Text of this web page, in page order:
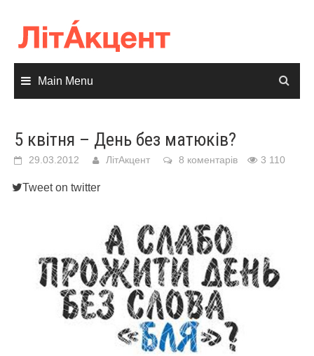
content
Main Menu
5 квітня – День без матюків?
29.03.2012 ЛітАкцент 8 коментарів 3 110
Tweet on twitter